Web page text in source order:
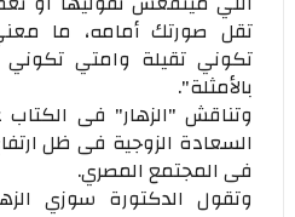
تقل صورتك أمامه، ما
تكوني تقيلة وامتي
بالأمثلة".
وتناقش "الزهار" فى
السعادة الزوجية فى ظل
فى المجتمع المصري.
وتقول الدكتورة سوزي